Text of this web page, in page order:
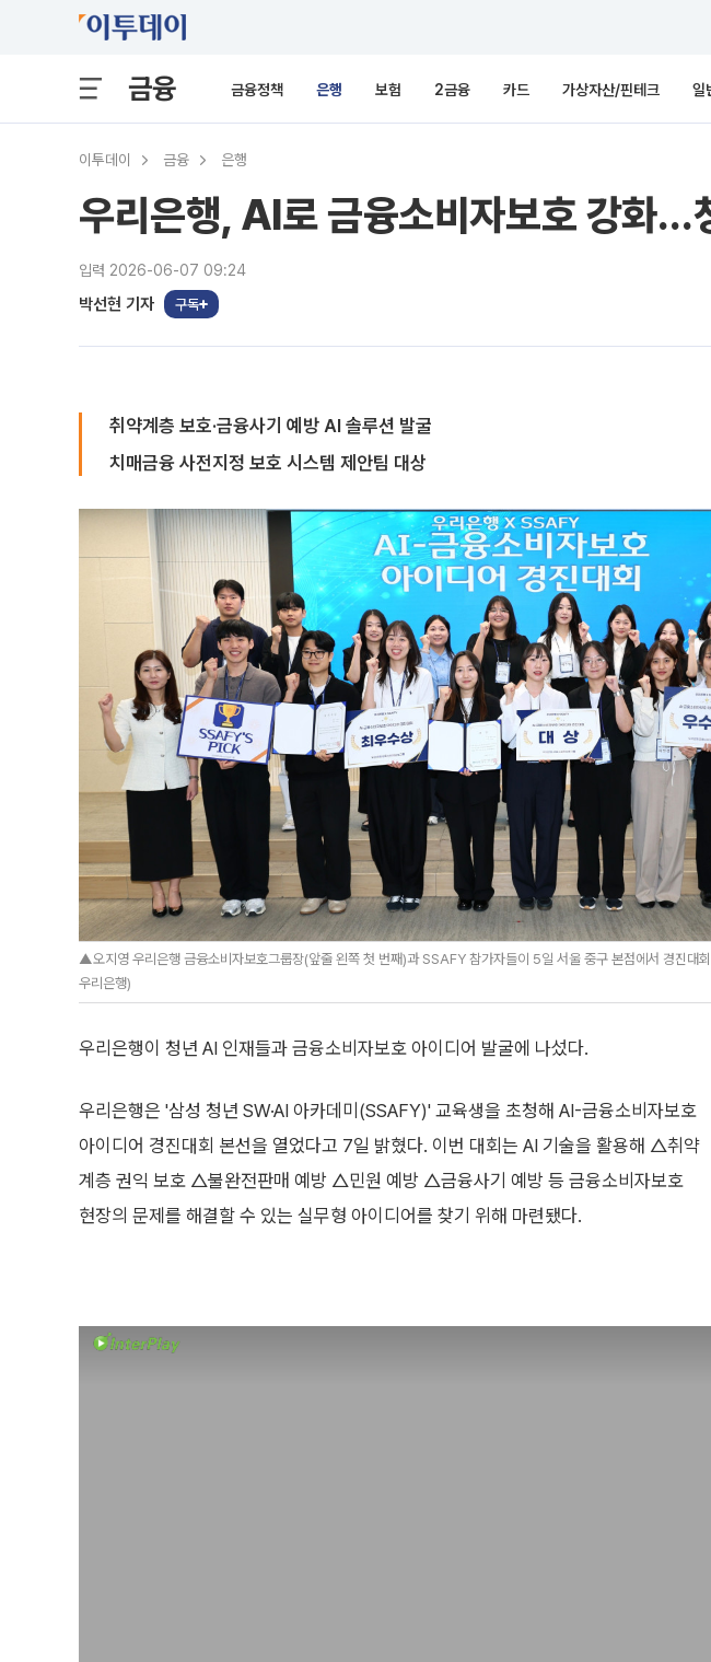
금융 금융정책 은행 보험 2금융 카드 가상자산/핀테크 일
이투데이 금융 은행
우리은행, AI로 금융소비자보호 강화…
입력 2026-06-07 09:24
박선현 기자 구독
취약계층 보호·금융사기 예방 AI 솔루션 발굴
치매금융 사전지정 보호 시스템 제안팀 대상
▲오지영 우리은행 금융소비자보호그룹장(앞줄 왼쪽 첫 번째)과 SSAFY 참가자들이 5일 서울 중구 본점에서 경진대
우리은행)
우리은행이 청년 AI 인재들과 금융소비자보호 아이디어 발굴에 나섰다.
우리은행은 '삼성 청년 SW·AI 아카데미(SSAFY)' 교육생을 초청해 AI-금융소비자보호
아이디어 경진대회 본선을 열었다고 7일 밝혔다. 이번 대회는 AI 기술을 활용해 △취약
계층 권익 보호 △불완전판매 예방 △민원 예방 △금융사기 예방 등 금융소비자보호
현장의 문제를 해결할 수 있는 실무형 아이디어를 찾기 위해 마련됐다.